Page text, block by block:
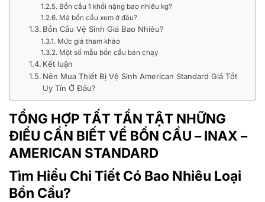
Bồn cầu 1 khối nặng bao nhiêu kg?
Mã bồn cầu xem ở đâu?
Bồn Cầu Vệ Sinh Giá Bao Nhiêu?
Mức giá tham khảo
Một số mẫu bồn cầu bán chạy
Kết luận
Nên Mua Thiết Bị Vệ Sinh American Standard Giá Tốt
Uy Tín Ở Đâu?
TỔNG HỢP TẤT TẦN TẬT NHỮNG
ĐIỀU CẦN BIẾT VỀ BỒN CẦU – INAX –
AMERICAN STANDARD
Tìm Hiểu Chi Tiết Có Bao Nhiêu Loại
Bồn Cầu?